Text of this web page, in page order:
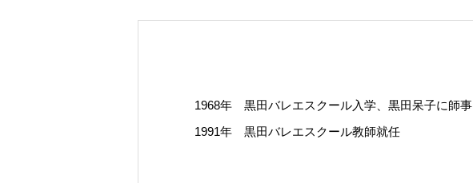
1968年 黒田バレエスクール入学、黒田呆子に師事
1991年 黒田バレエスクール教師就任